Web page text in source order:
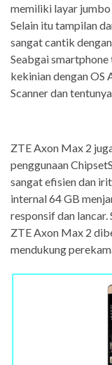
memiliki layar jumbo
Selain itu tampilan
sangat cantik
Seabgai
kekinian dengan
Scanner dan
ZTE Axon Max 2
penggunaan
sangat efisien dan
internal 64 GB
responsif dan
ZTE Axon Max 2
mendukung